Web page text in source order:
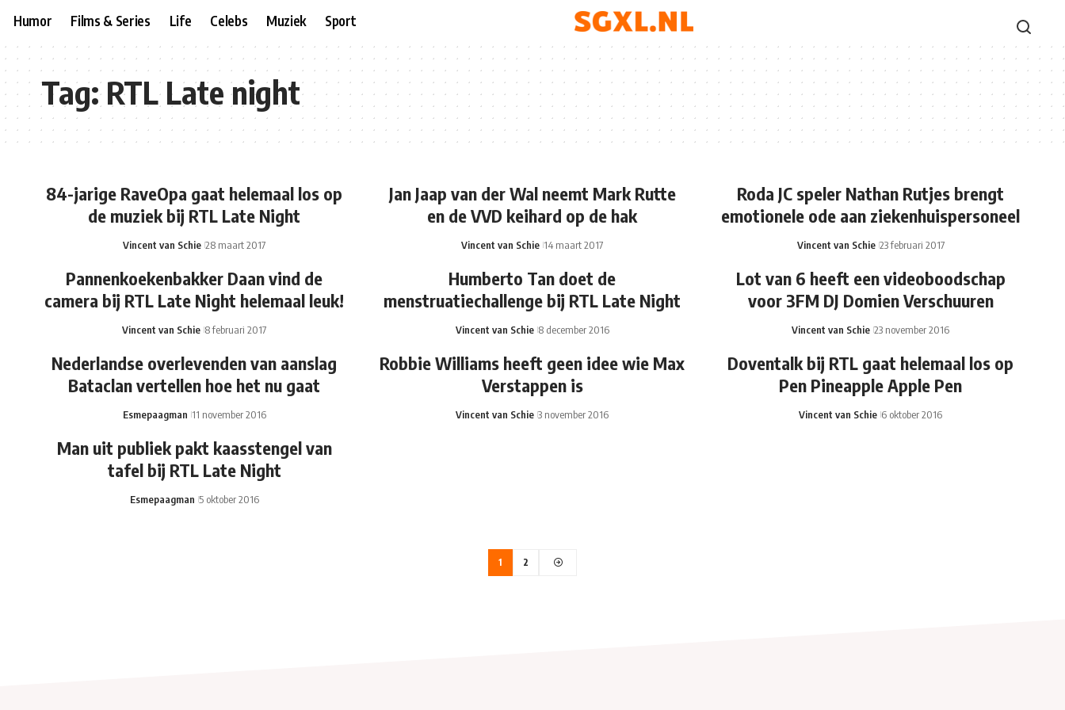
Humor Films & Series Life Celebs Muziek Sport
Tag:RTL Late night
84-jarige RaveOpa gaat helemaal los op
de muziek bij RTL Late Night
Vincent van Schie 28 maart 2017
Jan Jaap van der Wal neemt Mark Rutte
en de VVD keihard op de hak
Vincent van Schie 14 maart 2017
Roda JC speler Nathan Rutjes brengt
emotionele ode aan ziekenhuispersoneel
Vincent van Schie 23 februari 2017
Pannenkoekenbakker Daan vind de
camera bij RTL Late Night helemaal leuk!
Vincent van Schie 8 februari 2017
Humberto Tan doet de
menstruatiechallenge bij RTL Late Night
Vincent van Schie 8 december 2016
Lot van 6 heeft een videoboodschap
voor 3FM DJ Domien Verschuuren
Vincent van Schie 23 november 2016
Nederlandse overlevenden van aanslag
Bataclan vertellen hoe het nu gaat
Esmepaagman 11 november 2016
Robbie Williams heeft geen idee wie Max
Verstappen is
Vincent van Schie 3 november 2016
Doventalk bij RTL gaat helemaal los op
Pen Pineapple Apple Pen
Vincent van Schie 6 oktober 2016
Man uit publiek pakt kaasstengel van
tafel bij RTL Late Night
Esmepaagman 5 oktober 2016
1 2